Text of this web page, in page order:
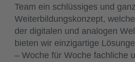
Team ein schlüssiges und
Weiterbildungskonzept,
der digitalen und analogen
bieten wir einzigartige
– Woche für Woche fachliche